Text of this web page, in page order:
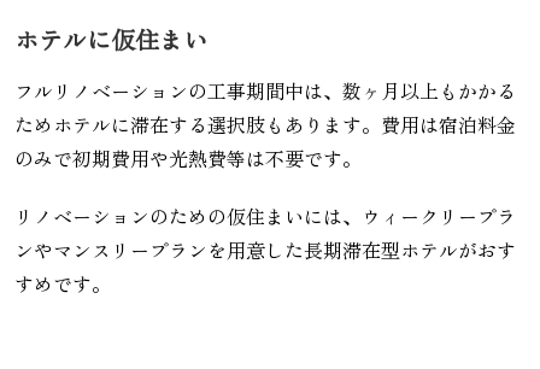
ホテルに仮住まい
フルリノベーションの工事期間中は、数ヶ月以上もかかる
ためホテルに滞在する選択肢もあります。費用は宿泊料金
のみで初期費用や光熱費等は不要です。
リノベーションのための仮住まいには、ウィークリープラ
ンやマンスリープランを用意した長期滞在型ホテルがおす
すめです。